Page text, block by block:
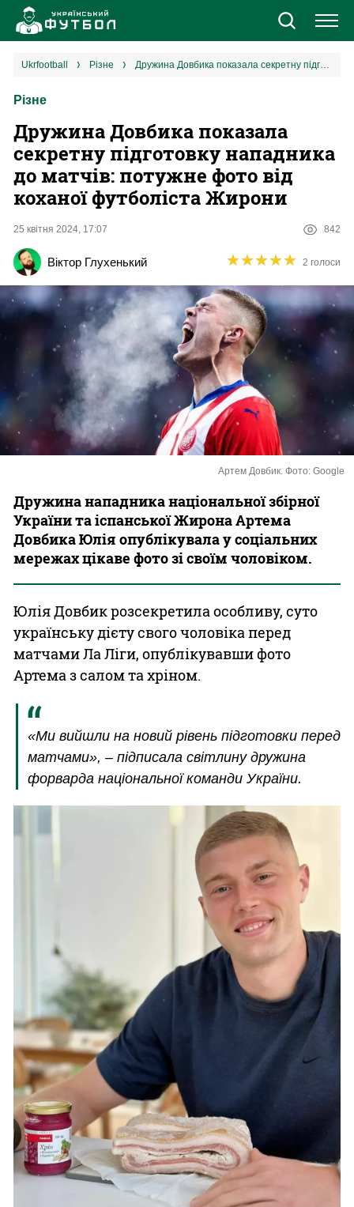
Новини
Єврокубки
УПЛ
Різне
Букмекери
Казино
ukrfootball різне Дружина Довбика показала секретну підготовку нападника до матчів: потужне фото від коханої футболіста Жирони
Різне
Дружина Довбика показала
секретну підготовку нападника
до матчів: потужне фото від
коханої футболіста Жирони
25 квітня 2024, 17:07 842
Віктор Глухенький ★★★★★
★★★★★ 2 голоси
Артем Довбик. Фото: Google
Дружина нападника національної збірної
України та іспанської Жирона Артема
Довбика Юлія опублікувала у соціальних
мережах цікаве фото зі своїм чоловіком.
Юлія Довбик розсекретила особливу, суто
українську дієту свого чоловіка перед
матчами Ла Ліги, опублікувавши фото
Артема з салом та хріном.
«Ми вийшли на новий рівень підготовки перед
матчами», – підписала світлину дружина
форварда національної команди України.